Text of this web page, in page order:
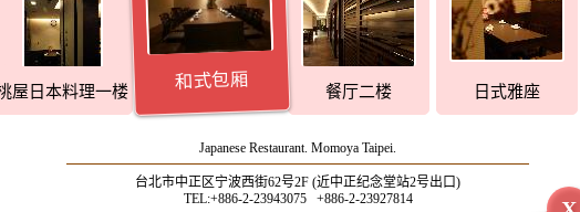
屋日本料理一楼
和式包厢
餐厅二楼 日式雅座
Japanese Restaurant. Momoya Taipei.
台北市中正区宁波西街62号2F (近中正纪念堂站2号出口)
TEL:+886-2-23943075 +886-2-23927814